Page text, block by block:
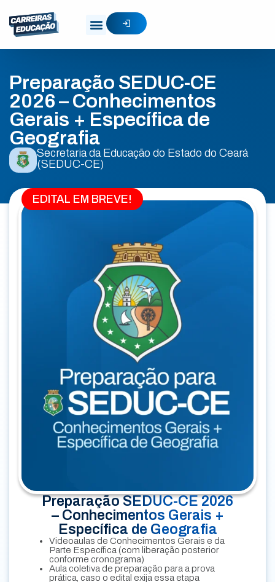
Preparação SEDUC-CE
2026 – Conhecimentos
Gerais + Específica de
Geografia
Secretaria da Educação do Estado do Ceará
(SEDUC-CE)
EDITAL EM BREVE!
Preparação SEDUC-CE 2026
– Conhecimentos Gerais +
Específica de Geografia
Videoaulas de Conhecimentos Gerais e da
Parte Específica (com liberação posterior
conforme cronograma)
Aula coletiva de preparação para a prova
prática, caso o edital exija essa etapa